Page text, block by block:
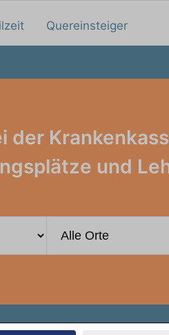
Quereinsteiger
der
und